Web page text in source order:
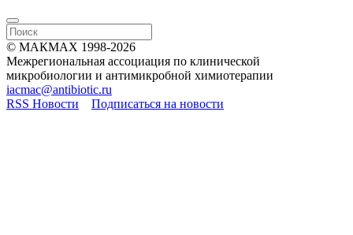
© МАКМАХ 1998-2026
Межрегиональная ассоциация по клинической
микробиологии и антимикробной химиотерапии
iacmac@antibiotic.ru
RSS Новости
Подписаться на новости